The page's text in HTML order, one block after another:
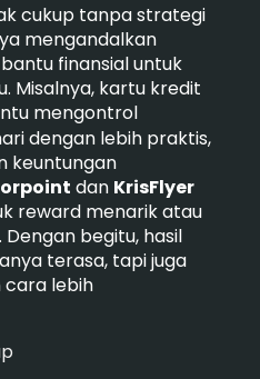
cukup tanpa strategi
mengandalkan
finansial untuk
Misalnya, kartu kredit
mengontrol
dengan lebih praktis,
keuntungan
dan KrisFlyer
reward menarik atau
begitu, hasil
terasa, tapi juga
cara lebih